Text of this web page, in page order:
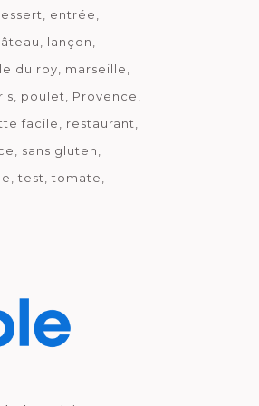
entrée
lançon
du roy
marseille
poulet
Provence
facile
restaurant
sans gluten
test
tomate